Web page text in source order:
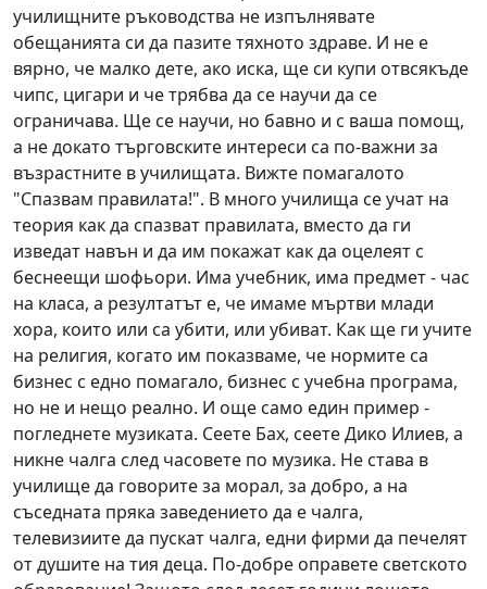
училищните ръководства не изпълнявате
обещанията си да пазите тяхното здраве. И не е
вярно, че малко дете, ако иска, ще си купи отвсякъде
чипс, цигари и че трябва да се научи да се
ограничава. Ще се научи, но бавно и с ваша помощ,
а не докато търговските интереси са по-важни за
възрастните в училищата. Вижте помагалото
"Спазвам правилата!". В много училища се учат на
теория как да спазват правилата, вместо да ги
изведат навън и да им покажат как да оцелеят с
беснеещи шофьори. Има учебник, има предмет - час
на класа, а резултатът е, че имаме мъртви млади
хора, които или са убити, или убиват. Как ще ги учите
на религия, когато им показваме, че нормите са
бизнес с едно помагало, бизнес с учебна програма,
но не и нещо реално. И още само един пример -
погледнете музиката. Сеете Бах, сеете Дико Илиев, а
никне чалга след часовете по музика. Не става в
училище да говорите за морал, за добро, а на
съседната пряка заведението да е чалга,
телевизиите да пускат чалга, едни фирми да печелят
от душите на тия деца. По-добре оправете светското